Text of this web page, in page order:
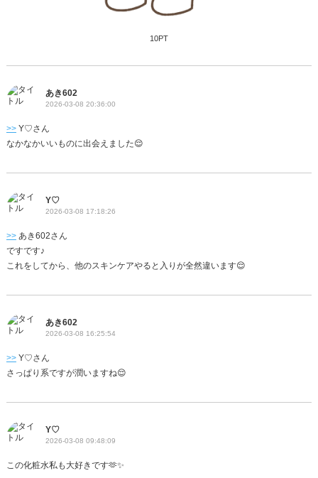
10PT
あき602
2026-03-08 20:36:00
>>Y♡さん
なかなかいいものに出会えました😌
Y♡
2026-03-08 17:18:26
>>あき602さん
ですです♪
これをしてから、他のスキンケアやると入りが全然違います😌
あき602
2026-03-08 16:25:54
>>Y♡さん
さっぱり系ですが潤いますね😌
Y♡
2026-03-08 09:48:09
この化粧水私も大好きです🫶✨